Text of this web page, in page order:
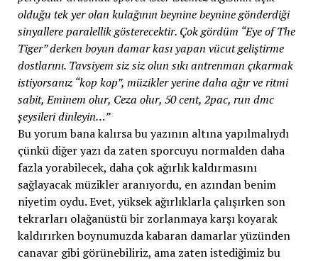
olduğu tek yer olan kulağının beynine beynine gönderdiği
sinyallere paralellik gösterecektir. Çok gördüm “Eye of The
Tiger” derken boyun damar kası yapan vücut geliştirme
dostlarını. Tavsiyem siz siz olun sıkı antrenman çıkarmak
istiyorsanız “kop kop”, müzikler yerine daha ağır ve ritmi
sabit, Eminem olur, Ceza olur, 50 cent, 2pac, run dmc
şeysileri dinleyin…”
Bu yorum bana kalırsa bu yazının altına yapılmalıydı
çünkü diğer yazı da zaten sporcuyu normalden daha
fazla yorabilecek, daha çok ağırlık kaldırmasını
sağlayacak müzikler aranıyordu, en azından benim
niyetim oydu. Evet, yüksek ağırlıklarla çalışırken son
tekrarları olağanüstü bir zorlanmaya karşı koyarak
kaldırırken boynumuzda kabaran damarlar yüzünden
canavar gibi görünebiliriz, ama zaten istediğimiz bu